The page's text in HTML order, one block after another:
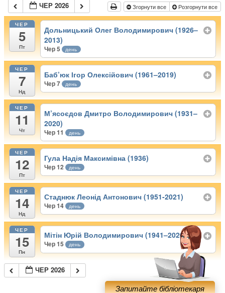
ЧЕР 2026 Згорнути все Розгорнути все
ЧЕР
5
Пт
Дольницький Олег Володимирович (1926–
2013)
Чер 5 день
ЧЕР
7
Нд
Баб’юк Ігор Олексійович (1961–2019)
Чер 7 день
ЧЕР
11
Чт
М’ясоєдов Дмитро Володимирович (1931–
2020)
Чер 11 день
ЧЕР
12
Пт
Гула Надія Максимівна (1936)
Чер 12 день
ЧЕР
14
Нд
Стаднюк Леонід Антонович (1951-2021)
Чер 14 день
ЧЕР
15
Пн
Мітін Юрій Володимирович (1941–2020)
Чер 15 день
ЧЕР 2026